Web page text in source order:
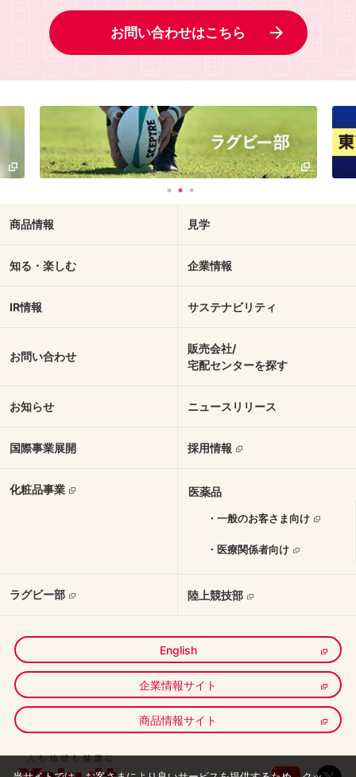
お問い合わせはこちら
English
企業情報サイト
商品情報サイト
商品情報 見学
知る・楽しむ 企業情報
IR情報 サステナビリティ
お問い合わせ
販売会社/
宅配センターを探す
お知らせ ニュースリリース
国際事業展開 採用情報
化粧品事業 医薬品
・一般のお客さま向け
・医療関係者向け
ラグビー部 陸上競技部